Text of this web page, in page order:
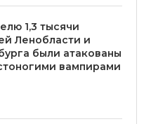
1,3 тысячи
Ленобласти и
были атакованы
вампирами